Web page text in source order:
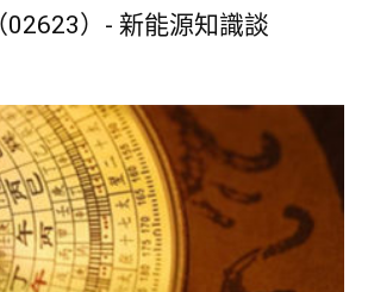
02623）- 新能源知識談